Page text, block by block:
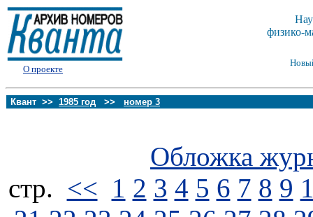
О проекте
физико-
Квант >> 1985 год >> номер 3
Обложка
стp. << 1 2 3 4 5 6 7 8 9